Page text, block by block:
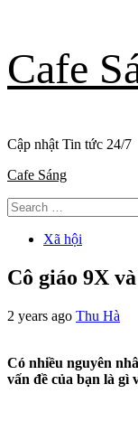
to
content
Cafe
Cập nhật Tin tức 24/7
Primary
Cafe Sáng
Search
for:
Xã hội
Cô giáo 9X
2 years ago Thu Hà
Có nhiều nguyên
vấn đề của bạn là gì